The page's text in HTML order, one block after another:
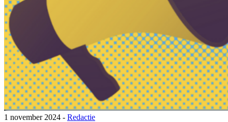
1 november 2024 - Redactie